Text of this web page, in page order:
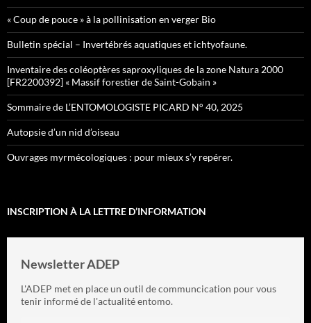
« Coup de pouce » à la pollinisation en verger Bio
Bulletin spécial – Invertébrés aquatiques et ichtyofaune.
Inventaire des coléoptères saproxyliques de la zone Natura 2000
[FR2200392] « Massif forestier de Saint-Gobain »
Sommaire de L’ENTOMOLOGISTE PICARD N° 40, 2025
Autopsie d’un nid d’oiseau
Ouvrages myrmécologiques : pour mieux s’y repérer.
INSCRIPTION À LA LETTRE D’INFORMATION
Newsletter ADEP
L'ADEP met en place un outil de communcication pour vous
tenir informé de l'actualité entomo.